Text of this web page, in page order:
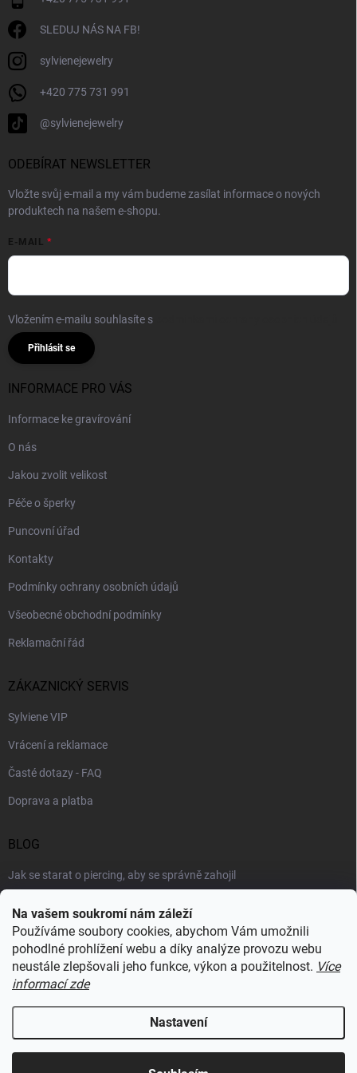
Na vašem soukromí nám záleží
Používáme soubory cookies, abychom Vám umožnili
pohodlné prohlížení webu a díky analýze provozu webu
neustále zlepšovali jeho funkce, výkon a použitelnost. Více
informací zde
Nastavení
SLEDUJ NÁS NA FB!
sylvienejewelry
+420 775 731 991
@sylvienejewelry
ODEBÍRAT NEWSLETTER
Vložte svůj e-mail a my vám budeme zasílat informace o nových
produktech na našem e-shopu.
E-MAIL
Vložením e-mailu souhlasíte s
Přihlásit se
INFORMACE PRO VÁS
Informace ke gravírování
O nás
Jakou zvolit velikost
Péče o šperky
Puncovní úřad
Kontakty
Podmínky ochrany osobních údajů
Všeobecné obchodní podmínky
Reklamační řád
ZÁKAZNICKÝ SERVIS
Sylviene VIP
Vrácení a reklamace
Časté dotazy - FAQ
Doprava a platba
BLOG
Jak se starat o piercing, aby se správně zahojil
Šperky a voda: co šperkům vadí nejvíc a proč
Copyright 2026Sylviene. Všechna práva vyhrazena.Upravit nastavení
cookies